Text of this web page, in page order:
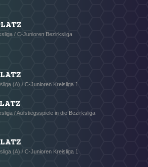
/ C-Junioren Bezirksliga
(A) / C-Junioren Kreisliga 1
/ Aufstiegsspiele in die Bezirksliga
(A) / C-Junioren Kreisliga 1